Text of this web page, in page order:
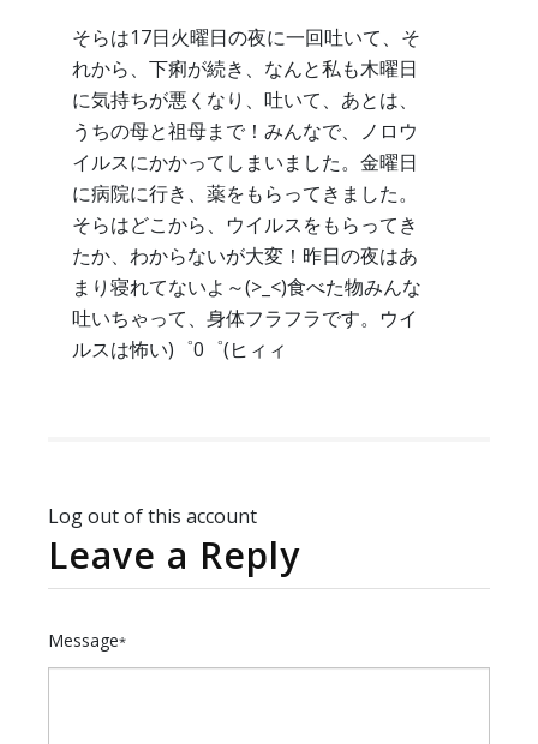
そらは17日火曜日の夜に一回吐いて、そ
れから、下痢が続き、なんと私も木曜日
に気持ちが悪くなり、吐いて、あとは、
うちの母と祖母まで！みんなで、ノロウ
イルスにかかってしまいました。金曜日
に病院に行き、薬をもらってきました。
そらはどこから、ウイルスをもらってき
たか、わからないが大変！昨日の夜はあ
まり寝れてないよ～(>_<)食べた物みんな
吐いちゃって、身体フラフラです。ウイ
ルスは怖い)゜0゜(ヒィィ
Log out of this account
Leave a Reply
Message*